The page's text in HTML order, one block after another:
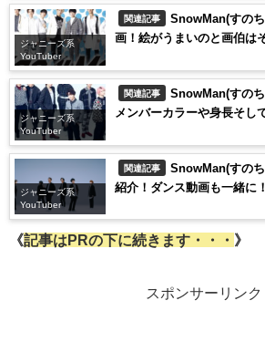
ジャニーズ系
YouTuber
関連記事
SnowMan(すの
画！絵がうまいのと画伯は
ジャニーズ系
YouTuber
関連記事
SnowMan(すの
メンバーカラーや身長そし
ジャニーズ系
YouTuber
関連記事
SnowMan(すの
紹介！ダンス動画も一緒に！
《記事はPRの下に続きます・・・ 》
スポンサーリンク